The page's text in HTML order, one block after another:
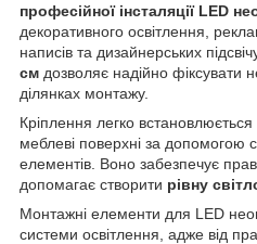
професійної інсталяції LED
декоративного освітлення,
написів та дизайнерських
см дозволяє надійно фіксувати
ділянках монтажу.
Кріплення легко
меблеві поверхні за допомогою
елементів. Воно забезпечує
допомагає створити рівну
Монтажні елементи для LED
системи освітлення, адже від